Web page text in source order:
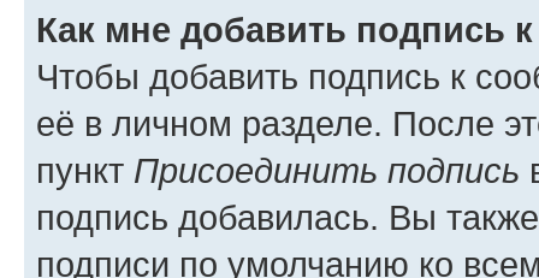
Как мне добавить подпись
Чтобы добавить подпись к
её в личном разделе. После
пункт Присоединить подпись
подпись добавилась. Вы
подписи по умолчанию ко